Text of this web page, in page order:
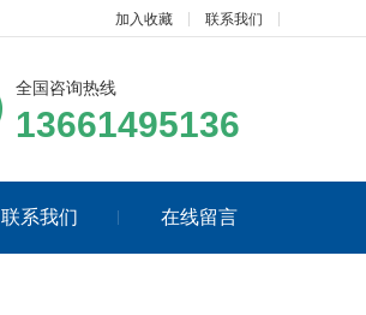
加入收藏 联系我们
全国咨询热线
13661495136
联系我们 在线留言